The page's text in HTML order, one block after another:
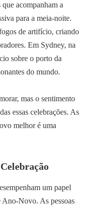
que acompanham a
para a meia-noite.
de artifício, criando
Em Sydney, na
sobre o porto da
do mundo.
mas o sentimento
essas celebrações. As
melhor é uma
um papel
Ano-Novo. As pessoas